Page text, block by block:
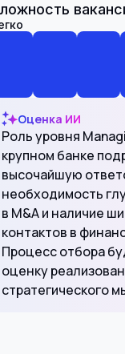
Оценка ИИ
Роль уровня
крупном банке
высочайшую
необходимость
в M&A и наличие
контактов в
Процесс отбора
оценку
стратегического